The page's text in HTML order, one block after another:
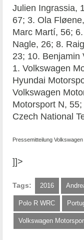
Julien Ingrassia,
67; 3. Ola
Marc Martí, 56;
Nagle, 26; 8.
23; 10. Benjamin
1. Volkswagen
Hyundai
Volkswagen
Motorsport N,
Czech National
Pressemitteilung
]]>
Tags: 2016
Polo R WRC
Volkswagen